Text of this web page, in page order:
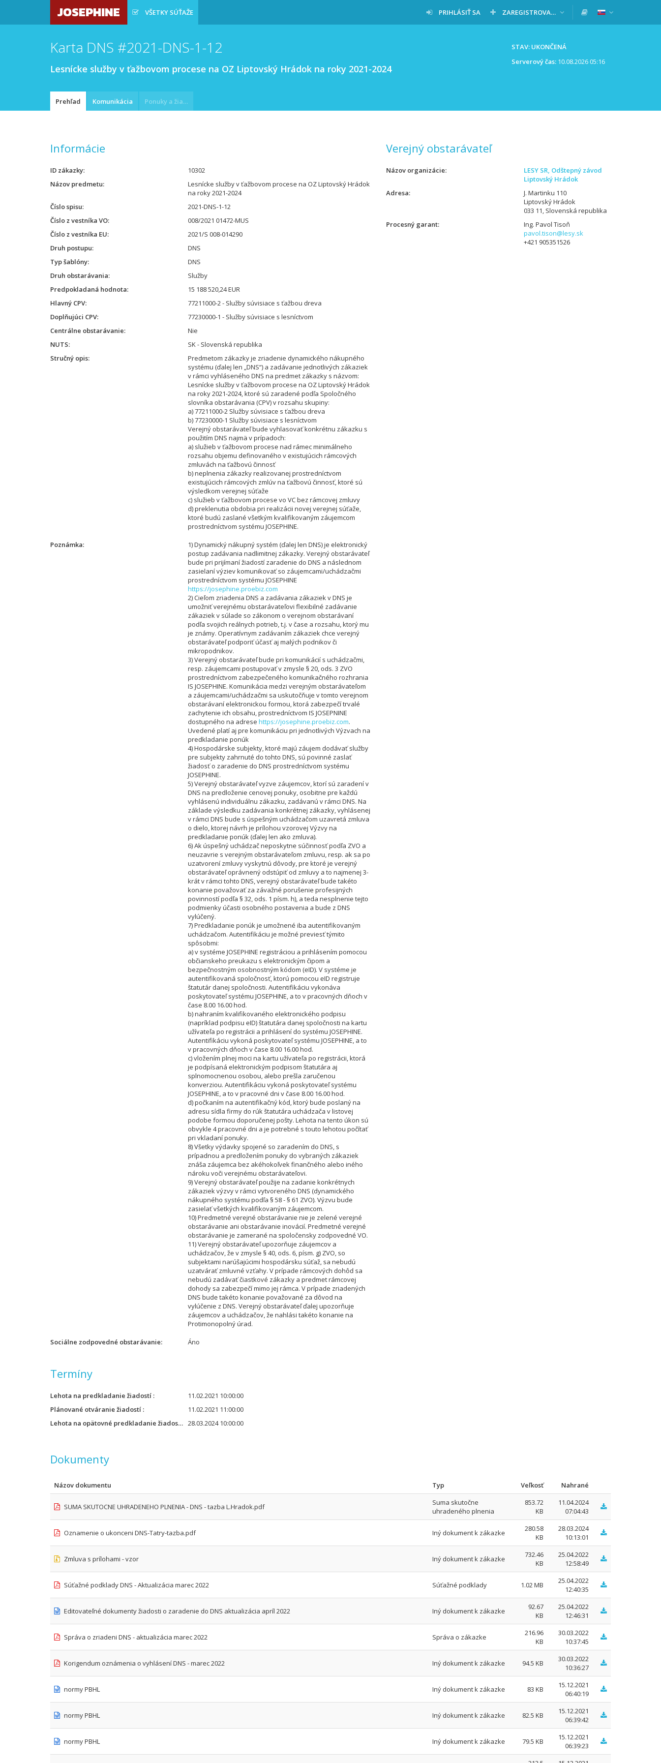
JOSEPHINE VŠETKY SÚŤAŽE PRIHLÁSIŤ SA ZAREGISTROVAŤ SA
STAV: UKONČENÁ
Serverový čas: 10.08.2026 05:16
Karta DNS #2021-DNS-1-12
Lesnícke služby v ťažbovom procese na OZ Liptovský Hrádok na roky 2021-2024
Prehľad Komunikácia Ponuky a žiadosti
Informácie
ID zákazky
10302
Názov predmetu
Lesnícke služby v ťažbovom procese na OZ Liptovský Hrádok
na roky 2021-2024
Číslo spisu
2021-DNS-1-12
Číslo z vestníka VO
008/2021 01472-MUS
Číslo z vestníka EU
2021/S 008-014290
Druh postupu
DNS
Typ šablóny
DNS
Druh obstarávania
Služby
Predpokladaná hodnota
15 188 520,24 EUR
Hlavný CPV
77211000-2 - Služby súvisiace s ťažbou dreva
Doplňujúci CPV
77230000-1 - Služby súvisiace s lesníctvom
Centrálne obstarávanie
Nie
NUTS
SK - Slovenská republika
Stručný opis
Predmetom zákazky je zriadenie dynamického nákupného
systému (ďalej len „DNS“) a zadávanie jednotlivých zákaziek
v rámci vyhláseného DNS na predmet zákazky s názvom:
Lesnícke služby v ťažbovom procese na OZ Liptovský Hrádok
na roky 2021-2024, ktoré sú zaradené podľa Spoločného
slovníka obstarávania (CPV) v rozsahu skupiny:
a) 77211000-2 Služby súvisiace s ťažbou dreva
b) 77230000-1 Služby súvisiace s lesníctvom
Verejný obstarávateľ bude vyhlasovať konkrétnu zákazku s
použitím DNS najmä v prípadoch:
a) služieb v ťažbovom procese nad rámec minimálneho
rozsahu objemu definovaného v existujúcich rámcových
zmluvách na ťažbovú činnosť
b) neplnenia zákazky realizovanej prostredníctvom
existujúcich rámcových zmlúv na ťažbovú činnosť, ktoré sú
výsledkom verejnej súťaže
c) služieb v ťažbovom procese vo VC bez rámcovej zmluvy
d) preklenutia obdobia pri realizácii novej verejnej súťaže,
ktoré budú zaslané všetkým kvalifikovaným záujemcom
prostredníctvom systému JOSEPHINE.
Poznámka
1) Dynamický nákupný systém (ďalej len DNS) je elektronický
postup zadávania nadlimitnej zákazky. Verejný obstarávateľ
bude pri prijímaní žiadostí zaradenie do DNS a následnom
zasielaní výziev komunikovať so záujemcami/uchádzačmi
prostredníctvom systému JOSEPHINE
https://josephine.proebiz.com
2) Cieľom zriadenia DNS a zadávania zákaziek v DNS je
umožniť verejnému obstarávateľovi flexibilné zadávanie
zákaziek v súlade so zákonom o verejnom obstarávaní
podľa svojich reálnych potrieb, t.j. v čase a rozsahu, ktorý mu
je známy. Operatívnym zadávaním zákaziek chce verejný
obstarávateľ podporiť účasť aj malých podnikov či
mikropodnikov.
3) Verejný obstarávateľ bude pri komunikácií s uchádzačmi,
resp. záujemcami postupovať v zmysle § 20, ods. 3 ZVO
prostredníctvom zabezpečeného komunikačného rozhrania
IS JOSEPHINE. Komunikácia medzi verejným obstarávateľom
a záujemcami/uchádzačmi sa uskutočňuje v tomto verejnom
obstarávaní elektronickou formou, ktorá zabezpečí trvalé
zachytenie ich obsahu, prostredníctvom IS JOSEPNINE
dostupného na adrese https://josephine.proebiz.com.
Uvedené platí aj pre komunikáciu pri jednotlivých Výzvach na
predkladanie ponúk
4) Hospodárske subjekty, ktoré majú záujem dodávať služby
pre subjekty zahrnuté do tohto DNS, sú povinné zaslať
žiadosť o zaradenie do DNS prostredníctvom systému
JOSEPHINE.
5) Verejný obstarávateľ vyzve záujemcov, ktorí sú zaradení v
DNS na predloženie cenovej ponuky, osobitne pre každú
vyhlásenú individuálnu zákazku, zadávanú v rámci DNS. Na
základe výsledku zadávania konkrétnej zákazky, vyhlásenej
v rámci DNS bude s úspešným uchádzačom uzavretá zmluva
o dielo, ktorej návrh je prílohou vzorovej Výzvy na
predkladanie ponúk (ďalej len ako zmluva).
6) Ak úspešný uchádzač neposkytne súčinnosť podľa ZVO a
neuzavrie s verejným obstarávateľom zmluvu, resp. ak sa po
uzatvorení zmluvy vyskytnú dôvody, pre ktoré je verejný
obstarávateľ oprávnený odstúpiť od zmluvy a to najmenej 3-
krát v rámci tohto DNS, verejný obstarávateľ bude takéto
konanie považovať za závažné porušenie profesijných
povinností podľa § 32, ods. 1 písm. h), a teda nesplnenie tejto
podmienky účasti osobného postavenia a bude z DNS
vylúčený.
7) Predkladanie ponúk je umožnené iba autentifikovaným
uchádzačom. Autentifikáciu je možné previesť týmito
spôsobmi:
a) v systéme JOSEPHINE registráciou a prihlásením pomocou
občianskeho preukazu s elektronickým čipom a
bezpečnostným osobnostným kódom (eID). V systéme je
autentifikovaná spoločnosť, ktorú pomocou eID registruje
štatutár danej spoločnosti. Autentifikáciu vykonáva
poskytovateľ systému JOSEPHINE, a to v pracovných dňoch v
čase 8.00 16.00 hod.
b) nahraním kvalifikovaného elektronického podpisu
(napríklad podpisu eID) štatutára danej spoločnosti na kartu
užívateľa po registrácii a prihlásení do systému JOSEPHINE.
Autentifikáciu vykoná poskytovateľ systému JOSEPHINE, a to
v pracovných dňoch v čase 8.00 16.00 hod.
c) vložením plnej moci na kartu užívateľa po registrácii, ktorá
je podpísaná elektronickým podpisom štatutára aj
splnomocnenou osobou, alebo prešla zaručenou
konverziou. Autentifikáciu vykoná poskytovateľ systému
JOSEPHINE, a to v pracovné dni v čase 8.00 16.00 hod.
d) počkaním na autentifikačný kód, ktorý bude poslaný na
adresu sídla firmy do rúk štatutára uchádzača v listovej
podobe formou doporučenej pošty. Lehota na tento úkon sú
obvykle 4 pracovné dni a je potrebné s touto lehotou počítať
pri vkladaní ponuky.
8) Všetky výdavky spojené so zaradením do DNS, s
prípadnou a predložením ponuky do vybraných zákaziek
znáša záujemca bez akéhokoľvek finančného alebo iného
nároku voči verejnému obstarávateľovi.
9) Verejný obstarávateľ použije na zadanie konkrétnych
zákaziek výzvy v rámci vytvoreného DNS (dynamického
nákupného systému podľa § 58 - § 61 ZVO). Výzvu bude
zasielať všetkých kvalifikovaným záujemcom.
10) Predmetné verejné obstarávanie nie je zelené verejné
obstarávanie ani obstarávanie inovácií. Predmetné verejné
obstarávanie je zamerané na spoločensky zodpovedné VO.
11) Verejný obstarávateľ upozorňuje záujemcov a
uchádzačov, že v zmysle § 40, ods. 6, písm. g) ZVO, so
subjektami narúšajúcimi hospodársku súťaž, sa nebudú
uzatvárať zmluvné vzťahy. V prípade rámcových dohôd sa
nebudú zadávať čiastkové zákazky a predmet rámcovej
dohody sa zabezpečí mimo jej rámca. V prípade zriadených
DNS bude takéto konanie považované za dôvod na
vylúčenie z DNS. Verejný obstarávateľ ďalej upozorňuje
záujemcov a uchádzačov, že nahlási takéto konanie na
Protimonopolný úrad.
Sociálne zodpovedné obstarávanie Áno
Termíny
Lehota na predkladanie žiadostí
11.02.2021 10:00:00
Plánované otváranie žiadostí
11.02.2021 11:00:00
Lehota na opätovné predkladanie žiadostí 28.03.2024 10:00:00
Verejný obstarávateľ
Názov organizácie
LESY SR, Odštepný závod
Liptovský Hrádok
Adresa
J. Martinku 110
Liptovský Hrádok
033 11, Slovenská republika
Procesný garant
Ing. Pavol Tisoň
pavol.tison@lesy.sk
+421 905351526
Dokumenty
Názov dokumentu Typ Veľkosť Nahrané
SUMA SKUTOCNE UHRADENEHO PLNENIA - DNS - tazba L.Hradok.pdf
Suma skutočne
uhradeného plnenia
853.72
KB
11.04.2024
07:04:43
Oznamenie o ukonceni DNS-Tatry-tazba.pdf Iný dokument k zákazke
280.58
KB
28.03.2024
10:13:01
Zmluva s prílohami - vzor Iný dokument k zákazke
732.46
KB
25.04.2022
12:58:49
Súťažné podklady DNS - Aktualizácia marec 2022 Súťažné podklady 1.02 MB
25.04.2022
12:40:35
Editovateľné dokumenty žiadosti o zaradenie do DNS aktualizácia apríl 2022 Iný dokument k zákazke
92.67
KB
25.04.2022
12:46:31
Správa o zriadeni DNS - aktualizácia marec 2022 Správa o zákazke
216.96
KB
30.03.2022
10:37:45
Korigendum oznámenia o vyhlásení DNS - marec 2022 Iný dokument k zákazke 94.5 KB
30.03.2022
10:36:27
normy PBHL Iný dokument k zákazke 83 KB
15.12.2021
06:40:19
normy PBHL Iný dokument k zákazke 82.5 KB
15.12.2021
06:39:42
normy PBHL Iný dokument k zákazke 79.5 KB
15.12.2021
06:39:23